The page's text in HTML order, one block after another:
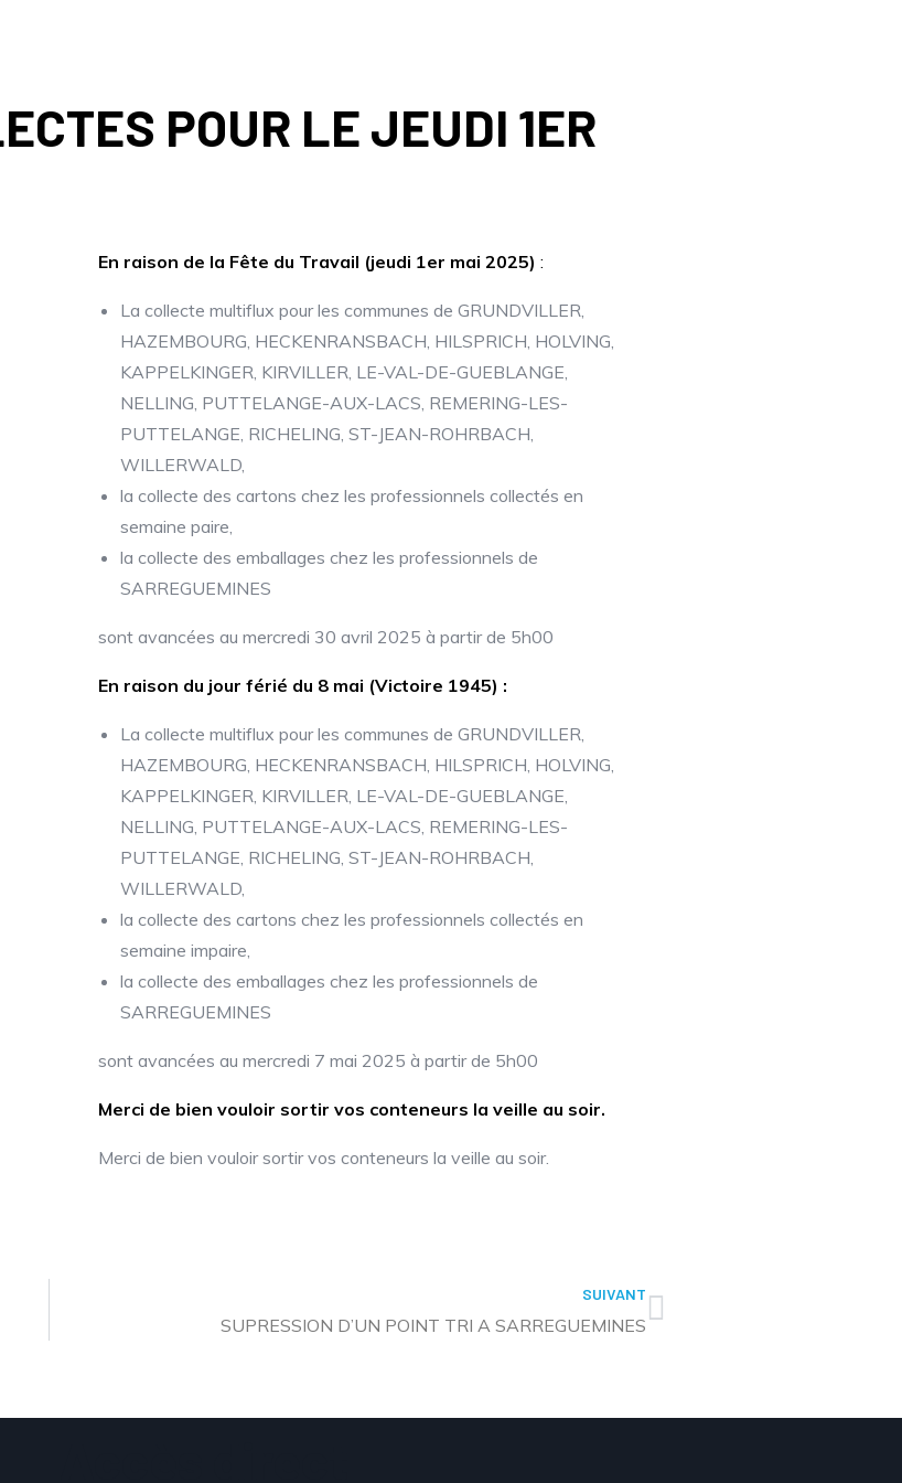
POUR LE JEUDI 1ER
En raison de la Fête du Travail (jeudi 1er mai 2025) :
La collecte multiflux pour les communes de GRUNDVILLER,
HAZEMBOURG, HECKENRANSBACH, HILSPRICH, HOLVING,
KAPPELKINGER, KIRVILLER, LE-VAL-DE-GUEBLANGE,
NELLING, PUTTELANGE-AUX-LACS, REMERING-LES-
PUTTELANGE, RICHELING, ST-JEAN-ROHRBACH,
WILLERWALD,
la collecte des cartons chez les professionnels collectés en
semaine paire,
la collecte des emballages chez les professionnels de
SARREGUEMINES
sont avancées au mercredi 30 avril 2025 à partir de 5h00
En raison du jour férié du 8 mai (Victoire 1945) :
La collecte multiflux pour les communes de GRUNDVILLER,
HAZEMBOURG, HECKENRANSBACH, HILSPRICH, HOLVING,
KAPPELKINGER, KIRVILLER, LE-VAL-DE-GUEBLANGE,
NELLING, PUTTELANGE-AUX-LACS, REMERING-LES-
PUTTELANGE, RICHELING, ST-JEAN-ROHRBACH,
WILLERWALD,
la collecte des cartons chez les professionnels collectés en
semaine impaire,
la collecte des emballages chez les professionnels de
SARREGUEMINES
sont avancées au mercredi 7 mai 2025 à partir de 5h00
Merci de bien vouloir sortir vos conteneurs la veille au soir.
Merci de bien vouloir sortir vos conteneurs la veille au soir.
SUIVANT
SUPRESSION D’UN POINT TRI A SARREGUEMINES